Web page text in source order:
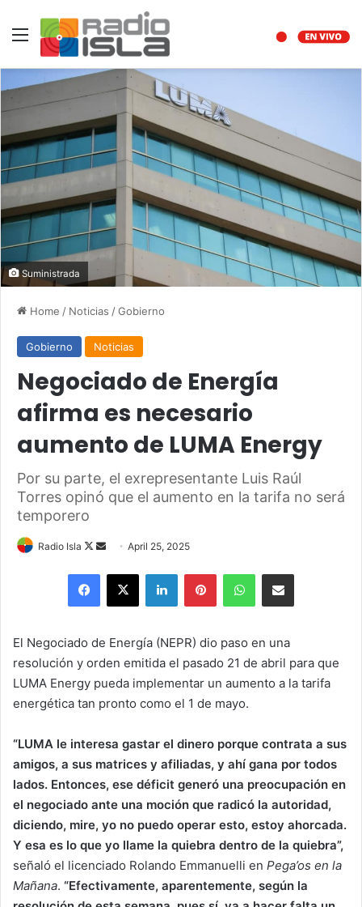
Menu
Suministrada
Home / Noticias /Gobierno
Gobierno Noticias
Negociado de Energía
afirma es necesario
aumento de LUMA Energy
Por su parte, el exrepresentante Luis Raúl
Torres opinó que el aumento en la tarifa no será
temporero
Radio Isla
Follow
Send
email
April 25, 2025
Facebook
X LinkedInPinterestWhatsAppShare via Email
El Negociado de Energía (NEPR) dio paso en una
resolución y orden emitida el pasado 21 de abril para que
LUMA Energy pueda implementar un aumento a la tarifa
energética tan pronto como el 1 de mayo.
“LUMA le interesa gastar el dinero porque contrata a sus
amigos, a sus matrices y afiliadas, y ahí gana por todos
lados. Entonces, ese déficit generó una preocupación en
el negociado ante una moción que radicó la autoridad,
diciendo, mire, yo no puedo operar esto, estoy ahorcada.
Y esa es lo que yo llame la quiebra dentro de la quiebra”,
señaló el licenciado Rolando Emmanuelli en Pega’os en la
Mañana. “Efectivamente, aparentemente, según la